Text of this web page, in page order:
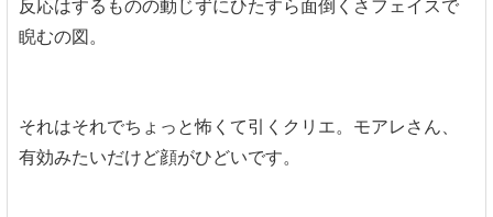
反応はするものの動じずにひたすら面倒くさフェイスで
睨むの図。
それはそれでちょっと怖くて引くクリエ。モアレさん、
有効みたいだけど顔がひどいです。